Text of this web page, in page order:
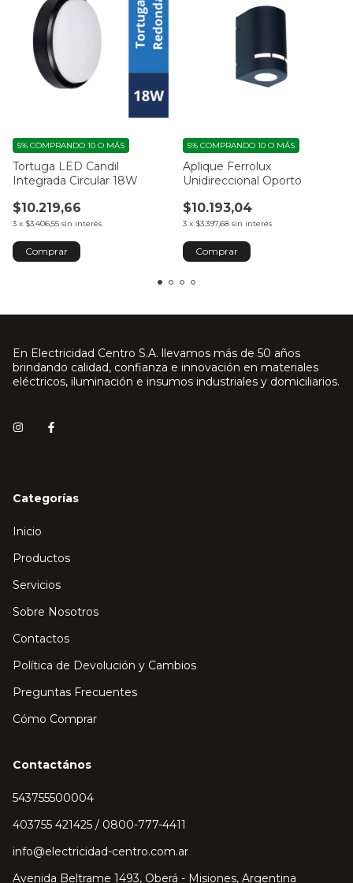
Tortuga LED Candil
Integrada Circular 18W
$10.219,66
3 x $3.406,55 sin interés
5% COMPRANDO 10 O MÁS
Aplique Ferrolux
Unidireccional Oporto
$10.193,04
3 x $3.397,68 sin interés
5% COMPRANDO 10 O MÁS
Comprar
En Electricidad Centro S.A. llevamos más de 50 años
brindando calidad, confianza e innovación en materiales
eléctricos, iluminación e insumos industriales y domiciliarios.
Categorías
Inicio
Productos
Servicios
Sobre Nosotros
Contactos
Política de Devolución y Cambios
Preguntas Frecuentes
Cómo Comprar
Contactános
543755500004
403755 421425 / 0800-777-4411
info@electricidad-centro.com.ar
Avenida Beltrame 1493, Oberá - Misiones, Argentina